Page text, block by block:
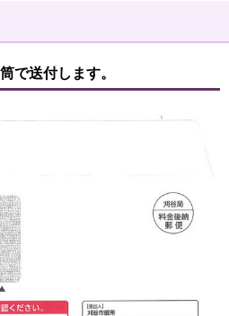
で送付します。